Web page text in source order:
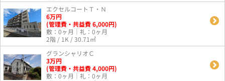
エクセルコートＴ・Ｎ
6万円
(管理費・共益費 6,000円)
敷：0ヶ月｜礼：0ヶ月
2階 / 1K / 30.71㎡
グランシャリオＣ
3万円
(管理費・共益費 4,000円)
敷：0ヶ月｜礼：0ヶ月